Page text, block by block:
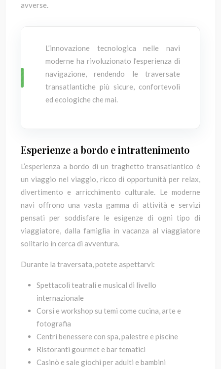
avverse.
L’innovazione tecnologica nelle navi
moderne ha rivoluzionato l’esperienza di
navigazione, rendendo le traversate
transatlantiche più sicure, confortevoli
ed ecologiche che mai.
Esperienze a bordo e intrattenimento
L’esperienza a bordo di un traghetto transatlantico è
un viaggio nel viaggio, ricco di opportunità per relax,
divertimento e arricchimento culturale. Le moderne
navi offrono una vasta gamma di attività e servizi
pensati per soddisfare le esigenze di ogni tipo di
viaggiatore, dalla famiglia in vacanza al viaggiatore
solitario in cerca di avventura.
Durante la traversata, potete aspettarvi:
Spettacoli teatrali e musical di livello
internazionale
Corsi e workshop su temi come cucina, arte e
fotografia
Centri benessere con spa, palestre e piscine
Ristoranti gourmet e bar tematici
Casinò e sale giochi per adulti e bambini